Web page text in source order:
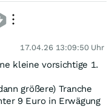
17.04.26 13:09:50 Uhr
kleine vorsichtige 1.
größere) Tranche
9 Euro in Erwägung